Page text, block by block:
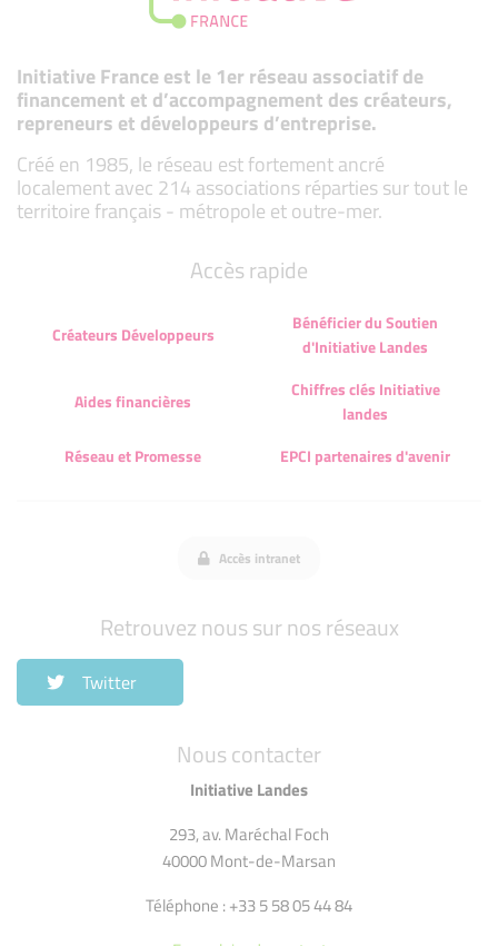
Initiative France est le 1er réseau associatif de
financement et d’accompagnement des créateurs,
repreneurs et développeurs d’entreprise.
Créé en 1985, le réseau est fortement ancré
localement avec 214 associations réparties sur tout le
territoire français - métropole et outre-mer.
Nous contacter
Initiative Landes
293, av. Maréchal Foch
40000 Mont-de-Marsan
Téléphone : +33 5 58 05 44 84
Accès rapide
Créateurs Développeurs
Bénéficier du Soutien
d'Initiative Landes
Aides financières
Chiffres clés Initiative
landes
Réseau et Promesse
EPCI partenaires d'avenir
Accès intranet
Retrouvez nous sur nos réseaux
Twitter